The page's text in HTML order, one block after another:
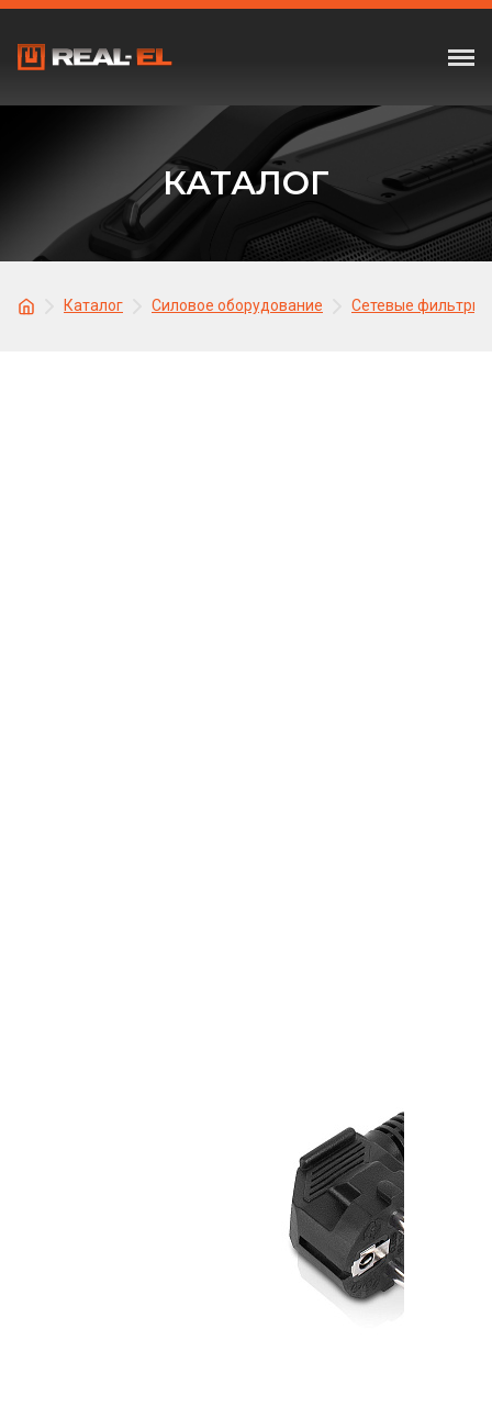
КАТАЛОГ
Каталог Силовое оборудование Сетевые фильтры,